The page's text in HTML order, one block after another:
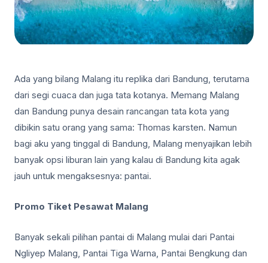
Ada yang bilang Malang itu replika dari Bandung, terutama
dari segi cuaca dan juga tata kotanya. Memang Malang
dan Bandung punya desain rancangan tata kota yang
dibikin satu orang yang sama: Thomas karsten. Namun
bagi aku yang tinggal di Bandung, Malang menyajikan lebih
banyak opsi liburan lain yang kalau di Bandung kita agak
jauh untuk mengaksesnya: pantai.
Promo Tiket Pesawat Malang
Banyak sekali pilihan pantai di Malang mulai dari Pantai
Ngliyep Malang, Pantai Tiga Warna, Pantai Bengkung dan